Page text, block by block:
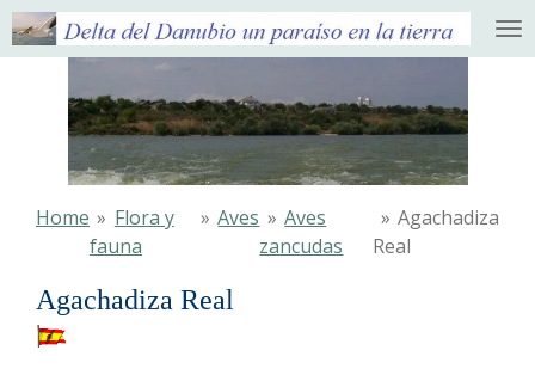
Ga
direct
hoofdinhoud
Home » Flora y
fauna
» Aves » Aves
zancudas
» Agachadiza
Real
Agachadiza Real